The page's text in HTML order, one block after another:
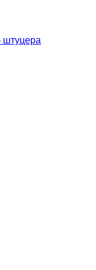
штуцера